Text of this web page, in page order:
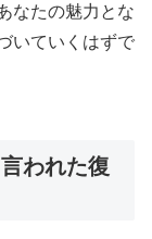
なたの魅力とな
いていくはずで
われた復